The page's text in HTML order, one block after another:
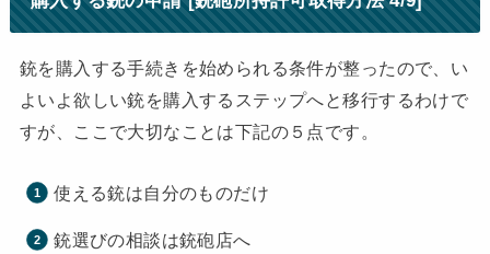
銃を購入する手続きを始められる条件が整ったので、い
よいよ欲しい銃を購入するステップへと移行するわけで
すが、ここで大切なことは下記の５点です。
使える銃は自分のものだけ
銃選びの相談は銃砲店へ